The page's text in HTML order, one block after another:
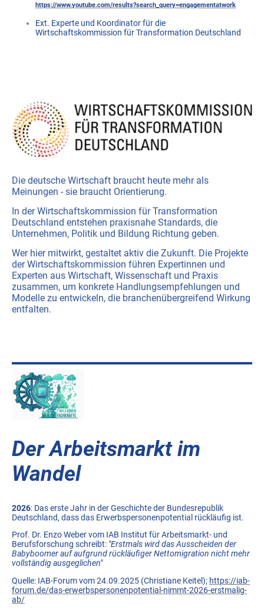
https://www.youtube.com/results?search_query=engagementatwork
Ext. Experte und Koordinator für die
Wirtschaftskommission für Transformation Deutschland
Die deutsche Wirtschaft braucht heute mehr als
Meinungen - sie braucht Orientierung.
In der Wirtschaftskommission für Transformation
Deutschland entstehen praxisnahe Standards, die
Unternehmen, Politik und Bildung Richtung geben.
Wer hier mitwirkt, gestaltet aktiv die Zukunft. Die Projekte
der Wirtschaftskommission führen Expertinnen und
Experten aus Wirtschaft, Wissenschaft und Praxis
zusammen, um konkrete Handlungsempfehlungen und
Modelle zu entwickeln, die branchenübergreifend Wirkung
entfalten.
Der Arbeitsmarkt im
Wandel
2026: Das erste Jahr in der Geschichte der Bundesrepublik
Deutschland, dass das Erwerbspersonenpotential rückläufig ist.
Prof. Dr. Enzo Weber vom IAB Institut für Arbeitsmarkt- und
Berufsforschung schreibt: "Erstmals wird das Ausscheiden der
Babyboomer auf aufgrund rückläufiger Nettomigration nicht mehr
vollständig ausgeglichen"
Quelle: IAB-Forum vom 24.09.2025 (Christiane Keitel); https://iab-
forum.de/das-erwerbspersonenpotential-nimmt-2026-erstmalig-
ab/